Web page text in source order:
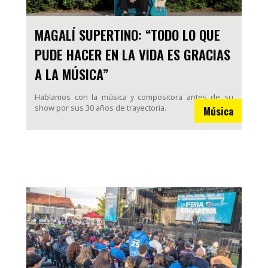
MAGALÍ SUPERTINO: “TODO LO QUE
PUDE HACER EN LA VIDA ES GRACIAS
A LA MÚSICA”
Hablamos con la música y compositora antes de su
show por sus 30 años de trayectoria.
Música